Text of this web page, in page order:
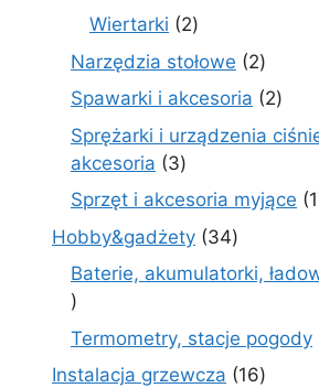
Wiertarki 22
produkty
Narzędzia stołowe 22
Spawarki i akcesoria 22
Sprężarki i urządzenia
akcesoria
33
produkty
Sprzęt i akcesoria myjące 1
Hobby&gadżety 3434
produkty
Baterie, akumulatorki,
30
produktów
Termometry, stacje pogody
Instalacja grzewcza 1616